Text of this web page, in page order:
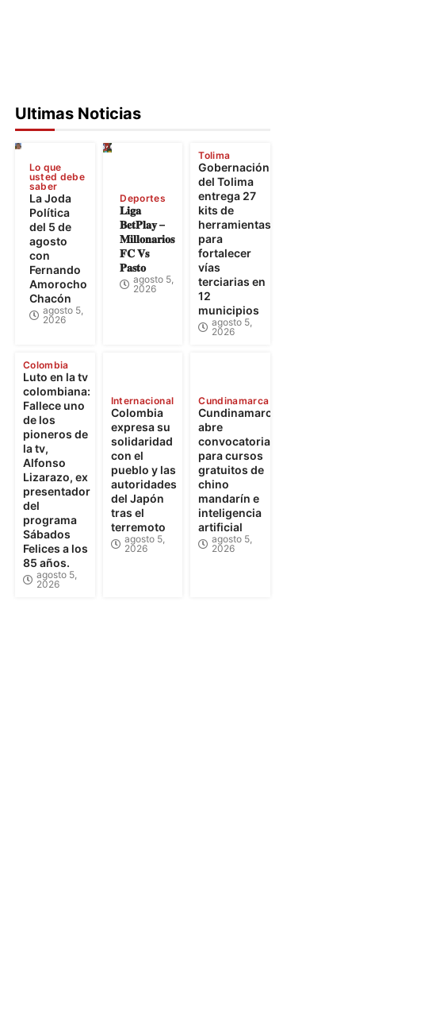
Ultimas Noticias
Lo que
usted debe
saber
La Joda
Política
del 5 de
agosto
con
Fernando
Amorocho
Chacón
agosto 5,
2026
Deportes
𝐋𝐢𝐠𝐚
𝐁𝐞𝐭𝐏𝐥𝐚𝐲 –
𝐌𝐢𝐥𝐥𝐨𝐧𝐚𝐫𝐢𝐨𝐬
𝐅𝐂 𝐕𝐬
𝐏𝐚𝐬𝐭𝐨
agosto 5,
2026
Tolima
Gobernación
del Tolima
entrega 27
kits de
herramientas
para
fortalecer
vías
terciarias en
12
municipios
agosto 5,
2026
Colombia
Luto en la tv
colombiana:
Fallece uno
de los
pioneros de
la tv,
Alfonso
Lizarazo, ex
presentador
del
programa
Sábados
Felices a los
85 años.
agosto 5,
2026
Internacional
Colombia
expresa su
solidaridad
con el
pueblo y las
autoridades
del Japón
tras el
terremoto
agosto 5,
2026
Cundinamarca
Cundinamarca
abre
convocatorias
para cursos
gratuitos de
chino
mandarín e
inteligencia
artificial
agosto 5,
2026